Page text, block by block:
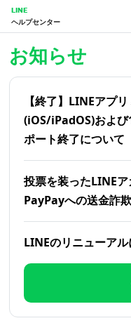
LINE
ヘルプセンター
お知らせ
【終了】LINEアプ
(iOS/iPadOS)およ
ポート終了について
投票を装ったLINE
PayPayへの送金詐
LINEのリニューア